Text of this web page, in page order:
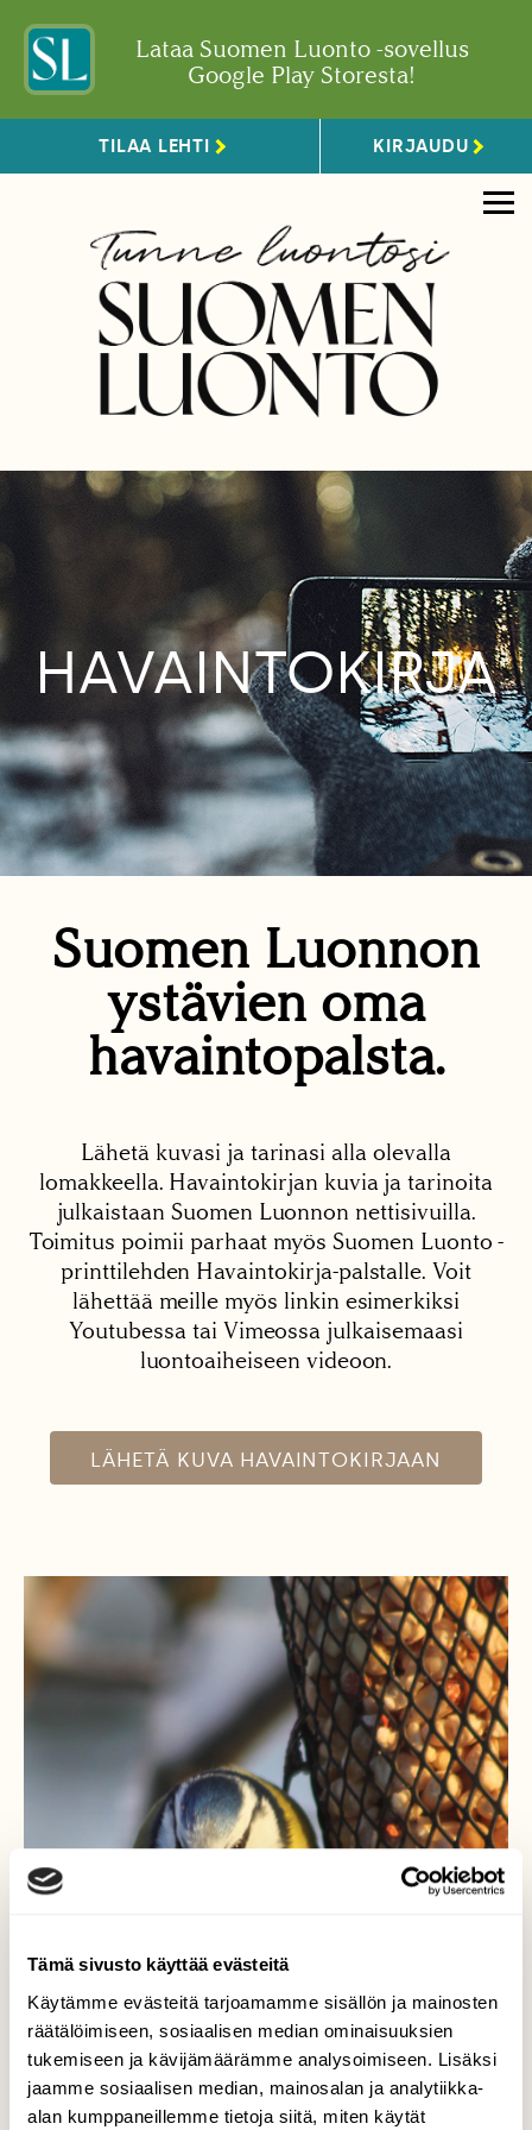
Tämä sivusto käyttää evästeitä
Käytämme evästeitä tarjoamamme sisällön ja mainosten
räätälöimiseen, sosiaalisen median ominaisuuksien
tukemiseen ja kävijämäärämme analysoimiseen. Lisäksi
jaamme sosiaalisen median, mainosalan ja analytiikka-
alan kumppaneillemme tietoja siitä, miten käytät
Lataa Suomen Luonto -sovellus
Google Play Storesta!
TILAA LEHTI KIRJAUDU
HAVAINTOKIRJA
Suomen Luonnon
ystävien oma
havaintopalsta.
Lähetä kuvasi ja tarinasi alla olevalla
lomakkeella. Havaintokirjan kuvia ja tarinoita
julkaistaan Suomen Luonnon nettisivuilla.
Toimitus poimii parhaat myös Suomen Luonto -
printtilehden Havaintokirja-palstalle. Voit
lähettää meille myös linkin esimerkiksi
Youtubessa tai Vimeossa julkaisemaasi
luontoaiheiseen videoon.
LÄHETÄ KUVA HAVAINTOKIRJAAN